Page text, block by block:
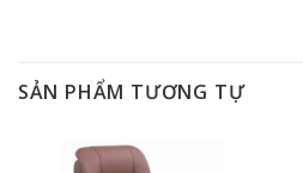
SẢN PHẨM TƯƠNG TỰ